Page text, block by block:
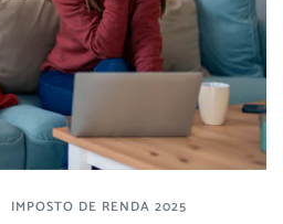
IMPOSTO DE RENDA 2025